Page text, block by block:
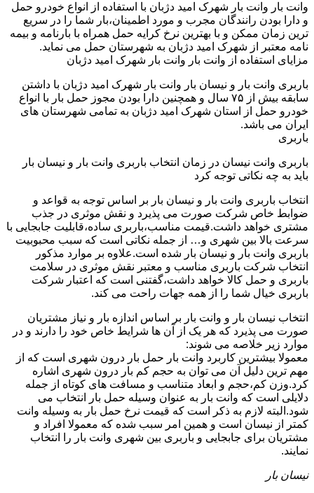
وانت بار وانت بار شهرک امید دژبان با استفاده از انواع خودرو حمل
و دارا بودن رانندگان مجرب و مورد اطمینان،بار شما را در سریع
ترین زمان ممکن و با بهترین نرخ کرایه حمل همراه با بارنامه و بیمه
نامه معتبر از شهرک امید دژبان به شهرستان حمل می نماید.
مزایای استفاده از وانت بار وانت بار شهرک امید دژبان
باربری وانت بار و نیسان بار وانت بار شهرک امید دژبان با داشتن
سابقه بیش از ۷۵ سال و همچنین دارا بودن مجوز حمل بار با انواع
خودرو حمل از استان شهرک امید دژبان به تمامی شهرستان های
ایران می باشد.
باربری
باربری وانت نیسان در زمان انتخاب باربری وانت بار و نیسان بار
باید به چه نکاتی توجه کرد
انتخاب باربری وانت بار و نیسان بار بر اساس توجه به قواعد و
ضوابط خاص شرکت صورت می پذیرد و نقش موثری در جذب
مشتری خواهد داشت.قیمت مناسب،باربری ساده،قابلیت جابجایی با
سرعت بالا بین شهری و… از جمله نکاتی است که سبب محبوبیت
باربری وانت بار و نیسان بار شده است.علاوه بر موارد مذکور
انتخاب شرکت باربری مناسب و معتبر نقش موثری در سلامت
باربری و حمل کالا خواهد داشت،گفتنی است که اعتبار شرکت
باربری خیال شما را از همه جهات راحت می کند.
انتخاب نیسان بار و وانت بار بر اساس اندازه بار و نیاز مشتریان
صورت می پذیرد که هر یک از آن ها شرایط خاص خود را دارند و در
موارد زیر خلاصه می شوند:
معمولا بیشترین کاربرد وانت بار حمل بار درون شهری است که از
مهم ترین دلیل آن می توان به حجم کم بار درون شهری اشاره
کرد.وزن کم،حجم و ابعاد متناسب و مسافت های کوتاه از جمله
دلایلی است که وانت بار به عنوان وسیله حمل بار انتخاب می
شود.البته لازم به ذکر است که قیمت نرخ حمل بار به وسیله وانت
کمتر از نیسان است و همین امر سبب شده که معمولا افراد و
مشتریان برای جابجایی و باربری بین شهری وانت بار را انتخاب
نمایند.
نیسان بار